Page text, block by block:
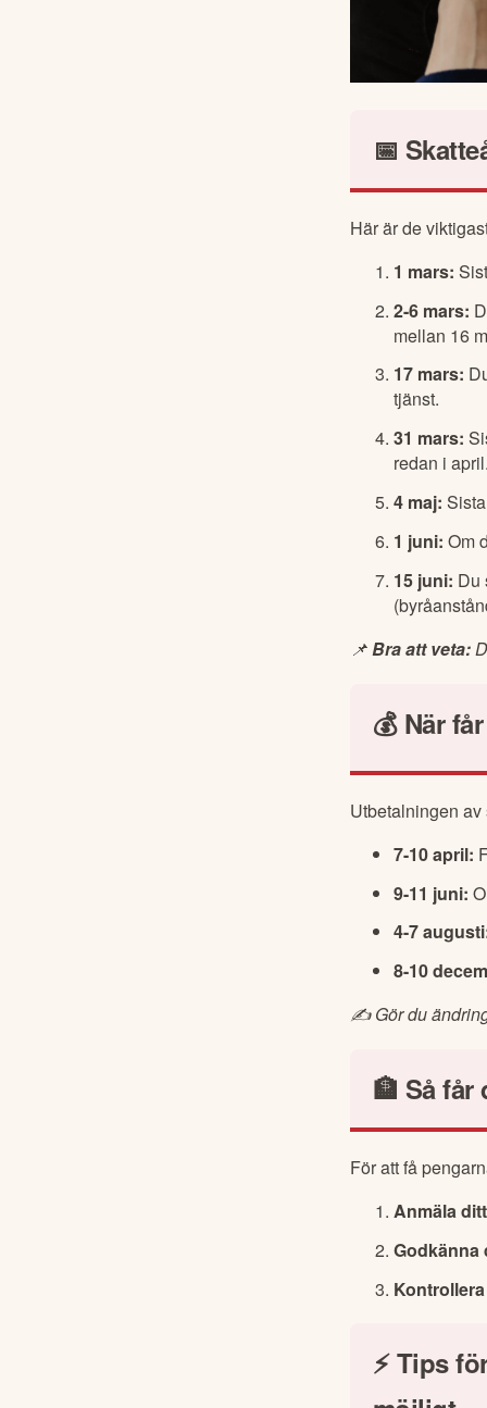
📅
Här är de
1 mars:
2-6 mars:
mellan 16
17 mars:
tjänst.
31 mars:
redan i april.
4 maj:
1 juni: Om
15 juni: Du
📌 Bra att veta:
💰 När
Utbetalningen
7-10 april:
9-11 juni:
4-7
8-10
✍️ Gör du
🏦 Så
För att få
Anmäla
Godkänna
⚡ Tips